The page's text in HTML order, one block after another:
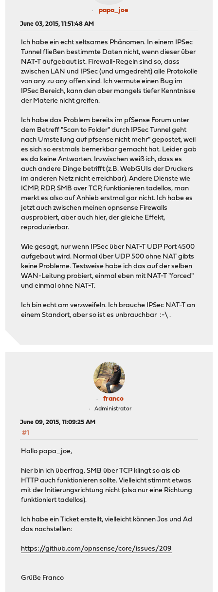
papa_joe
June 03, 2015, 11:51:48 AM
Ich habe ein echt seltsames Phänomen. In einem IPSec
Tunnel fließen bestimmte Daten nicht, wenn dieser über
NAT-T aufgebaut ist. Firewall-Regeln sind so, dass
zwischen LAN und IPSec (und umgedreht) alle Protokolle
von any zu any offen sind. Ich vermute einen Bug im
IPSec Bereich, kann den aber mangels tiefer Kenntnisse
der Materie nicht greifen.
Ich habe das Problem bereits im pfSense Forum unter
dem Betreff "Scan to Folder" durch IPSec Tunnel geht
nach Umstellung auf pfsense nicht mehr" gepostet, weil
es sich so erstmals bemerkbar gemacht hat. Leider gab
es da keine Antworten. Inzwischen weiß ich, dass es
auch andere Dinge betrifft (z.B. WebGUIs der Druckers
im anderen Netz nicht erreichbar). Andere Dienste wie
ICMP, RDP, SMB over TCP, funktionieren tadellos, man
merkt es also auf Anhieb erstmal gar nicht. Ich habe es
jetzt auch zwischen meinen opnsense Firewalls
ausprobiert, aber auch hier, der gleiche Effekt,
reproduzierbar.
Wie gesagt, nur wenn IPSec über NAT-T UDP Port 4500
aufgebaut wird. Normal über UDP 500 ohne NAT gibts
keine Probleme. Testweise habe ich das auf der selben
WAN-Leitung probiert, einmal eben mit NAT-T "forced"
und einmal ohne NAT-T.
Ich bin echt am verzweifeln. Ich brauche IPSec NAT-T an
einem Standort, aber so ist es unbrauchbar :-\ .
franco
Administrator
June 09, 2015, 11:09:25 AM
#1
Hallo papa_joe,
hier bin ich überfrag. SMB über TCP klingt so als ob
HTTP auch funktionieren sollte. Vielleicht stimmt etwas
mit der Initierungsrichtung nicht (also nur eine Richtung
funktioniert tadellos).
Ich habe ein Ticket erstellt, vielleicht können Jos und Ad
das nachstellen:
https://github.com/opnsense/core/issues/209
Grüße Franco